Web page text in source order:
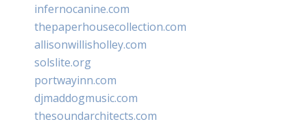
infernocanine.com
thepaperhousecollection.com
allisonwillisholley.com
solslite.org
portwayinn.com
djmaddogmusic.com
thesoundarchitects.com